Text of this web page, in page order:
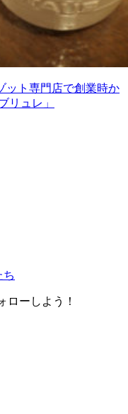
ット専門店で創業時か
リュレ」
ち